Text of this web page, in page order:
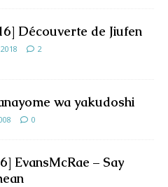
Découverte de Jiufen
2
wa yakudoshi
0
EvansMcRae – Say